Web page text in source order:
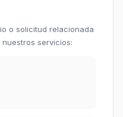
o solicitud relacionada
servicios: